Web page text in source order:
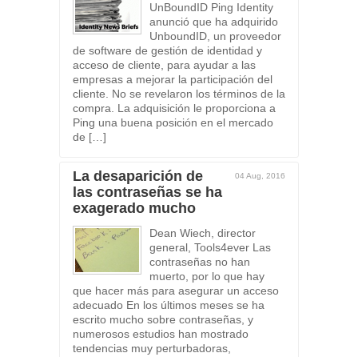
UnBoundID Ping Identity
anunció que ha adquirido
UnboundID, un proveedor
de software de gestión de identidad y
acceso de cliente, para ayudar a las
empresas a mejorar la participación del
cliente. No se revelaron los términos de la
compra. La adquisición le proporciona a
Ping una buena posición en el mercado
de […]
04 Aug, 2016
La desaparición de
las contraseñas se ha
exagerado mucho
Dean Wiech, director
general, Tools4ever Las
contraseñas no han
muerto, por lo que hay
que hacer más para asegurar un acceso
adecuado En los últimos meses se ha
escrito mucho sobre contraseñas, y
numerosos estudios han mostrado
tendencias muy perturbadoras,